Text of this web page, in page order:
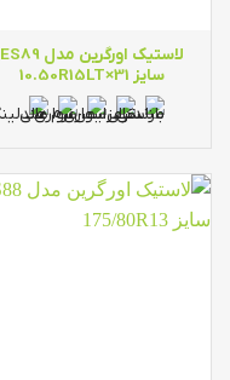
لاستیک اورگرین مدل ES89
سایز 31×10.50R15LT